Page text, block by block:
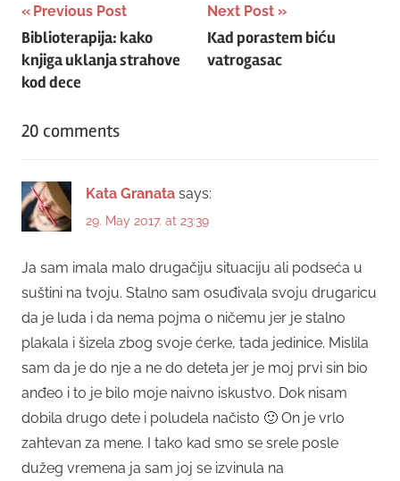
Post
navigation
Previous Post
Biblioterapija: kako
knjiga uklanja strahove
kod dece
Next Post
Kad porastem biću
vatrogasac
20 comments
Kata Granata says:
29. May 2017. at 23:39
Ja sam imala malo drugačiju situaciju ali podseća u
suštini na tvoju. Stalno sam osuđivala svoju drugaricu
da je luda i da nema pojma o ničemu jer je stalno
plakala i šizela zbog svoje ćerke, tada jedinice. Mislila
sam da je do nje a ne do deteta jer je moj prvi sin bio
anđeo i to je bilo moje naivno iskustvo. Dok nisam
dobila drugo dete i poludela načisto 🙂 On je vrlo
zahtevan za mene. I tako kad smo se srele posle
dužeg vremena ja sam joj se izvinula na